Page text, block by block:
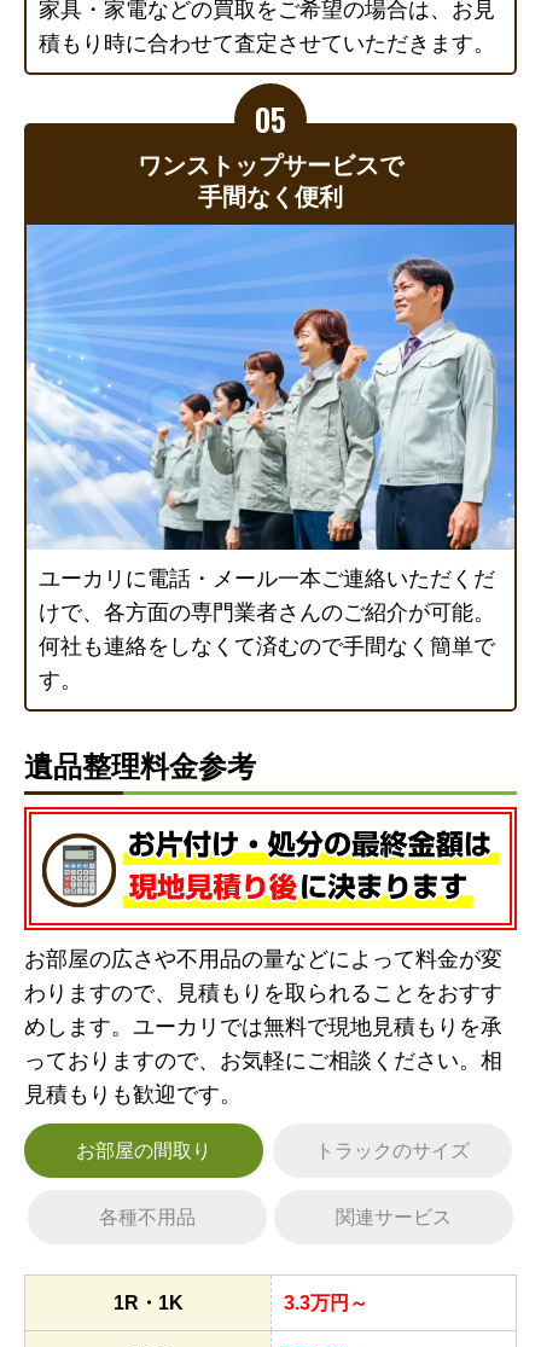
家具・家電などの買取をご希望の場合は、お見
積もり時に合わせて査定させていただきます。
ワンストップサービスで
手間なく便利
ユーカリに電話・メール一本ご連絡いただくだ
けで、各方面の専門業者さんのご紹介が可能。
何社も連絡をしなくて済むので手間なく簡単で
す。
遺品整理料金参考
お部屋の広さや不用品の量などによって料金が変
わりますので、見積もりを取られることをおすす
めします。ユーカリでは無料で現地見積もりを承
っておりますので、お気軽にご相談ください。相
見積もりも歓迎です。
お部屋の間取り トラックのサイズ
各種不用品 関連サービス
1R・1K 3.3万円～